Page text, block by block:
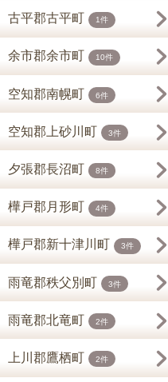
古平郡古平町 1件
余市郡余市町 10件
空知郡南幌町 6件
空知郡上砂川町 3件
夕張郡長沼町 8件
樺戸郡月形町 4件
樺戸郡新十津川町 3件
雨竜郡秩父別町 3件
雨竜郡北竜町 2件
上川郡鷹栖町 2件